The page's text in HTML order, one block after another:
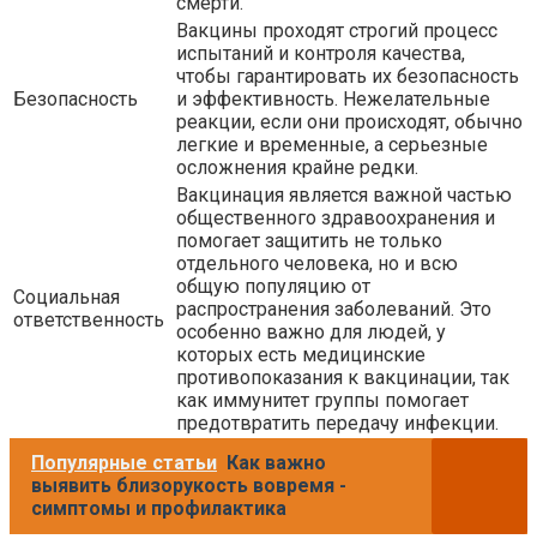
Безопасность
Вакцины проходят строгий процесс
испытаний и контроля качества,
чтобы гарантировать их безопасность
и эффективность. Нежелательные
реакции, если они происходят, обычно
легкие и временные, а серьезные
осложнения крайне редки.
Социальная
ответственность
Вакцинация является важной частью
общественного здравоохранения и
помогает защитить не только
отдельного человека, но и всю
общую популяцию от
распространения заболеваний. Это
особенно важно для людей, у
которых есть медицинские
противопоказания к вакцинации, так
как иммунитет группы помогает
предотвратить передачу инфекции.
Популярные статьи Как важно
выявить близорукость вовремя -
симптомы и профилактика